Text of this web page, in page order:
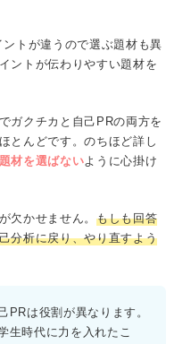
トが違うので選ぶ題材も異
ントが伝わりやすい題材を
ガクチカと自己PRの両方を
とんどです。のちほど詳し
材を選ばないように心掛け
欠かせません。 もしも回答
分析に戻り、やり直すよう
PRは役割が異なります。
生時代に力を入れたこ